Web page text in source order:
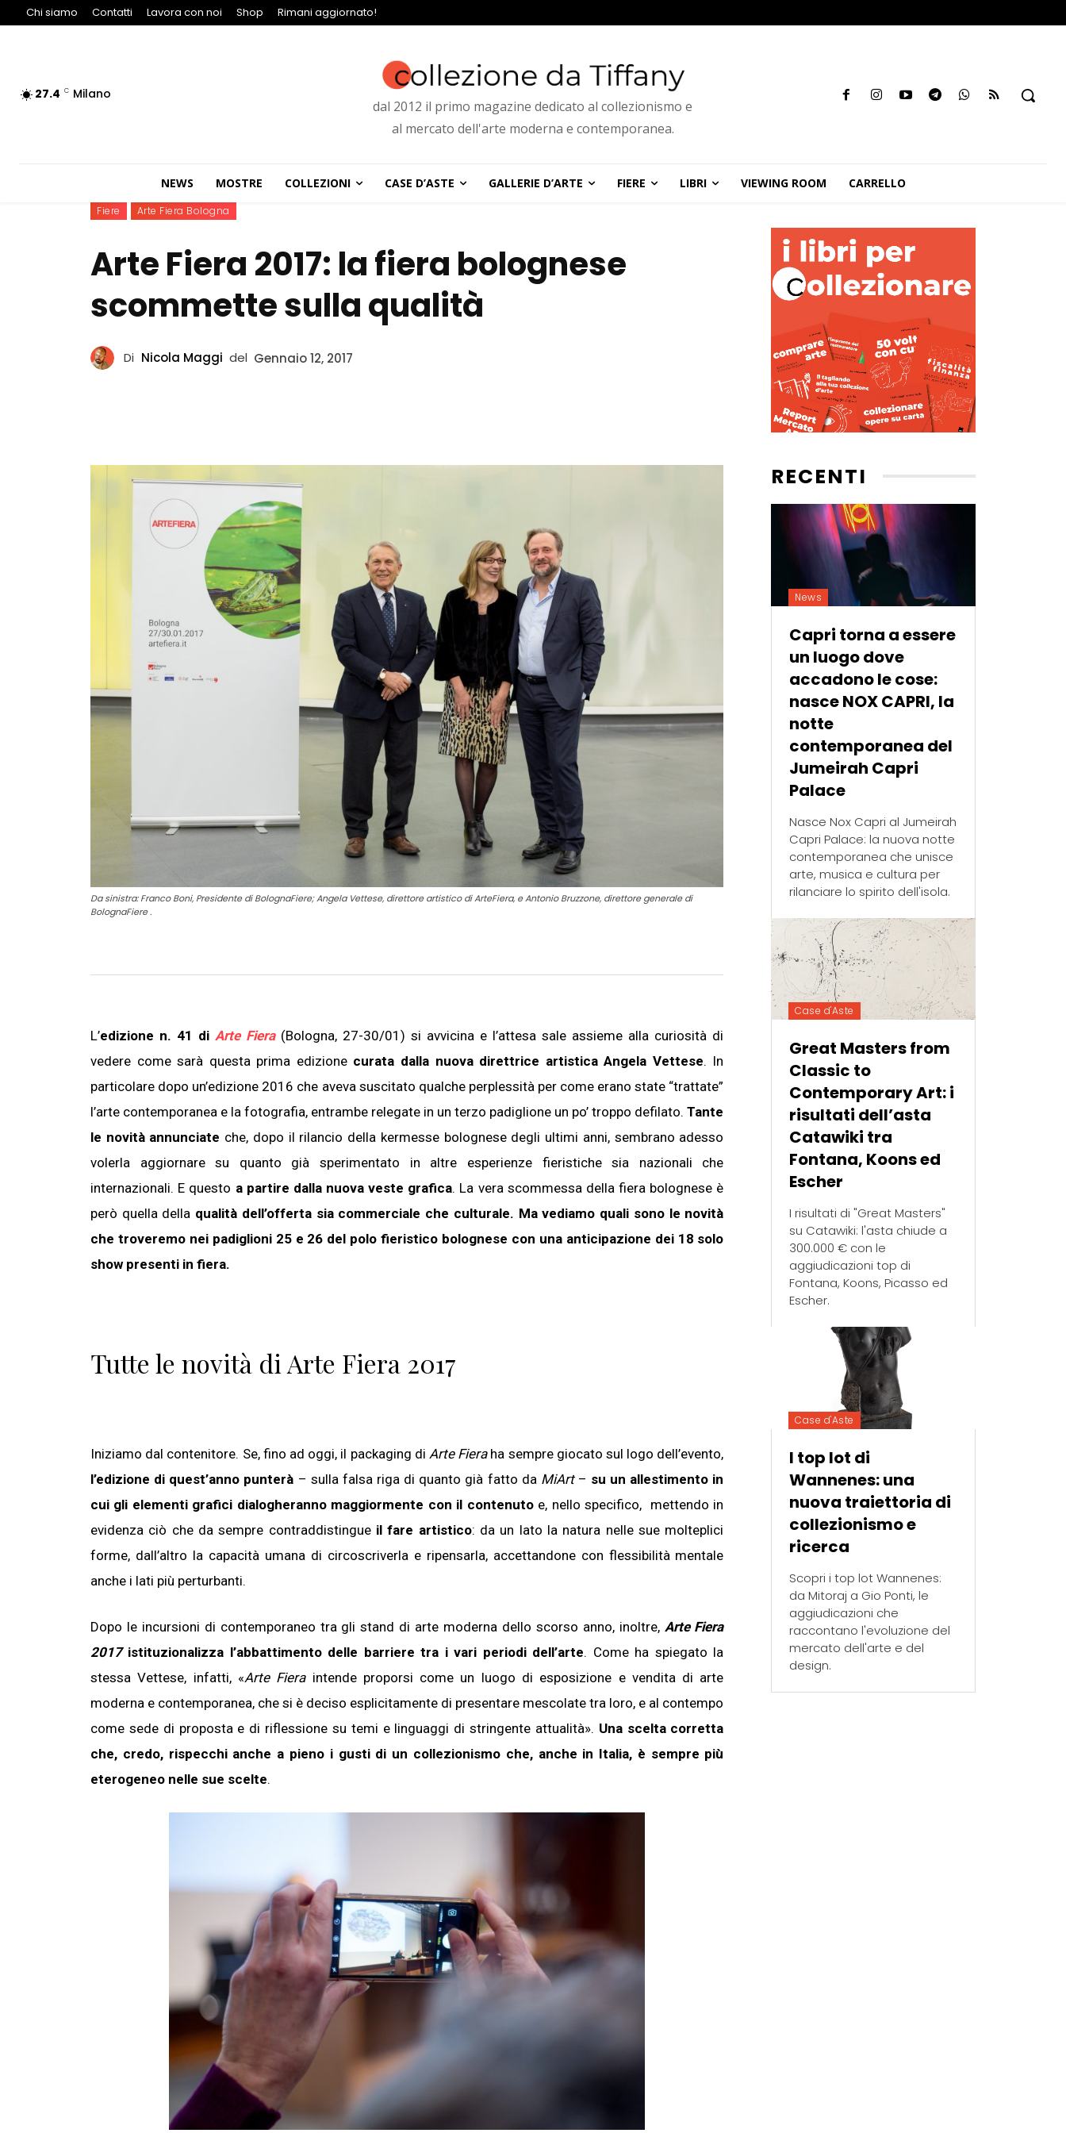
Chi siamo Contatti Lavora con noi Shop Rimani aggiornato!
27.4 C Milano
dal 2012 il primo magazine dedicato al collezionismo e
al mercato dell'arte moderna e contemporanea.
NEWS MOSTRE COLLEZIONI CASE D’ASTE GALLERIE D’ARTE FIERE LIBRI VIEWING ROOM CARRELLO
Fiere Arte Fiera Bologna
Arte Fiera 2017: la fiera bolognese
scommette sulla qualità
Di Nicola Maggi del Gennaio 12, 2017
Da sinistra: Franco Boni, Presidente di BolognaFiere; Angela Vettese, direttore artistico di ArteFiera, e Antonio Bruzzone, direttore generale di
BolognaFiere .
L’edizione n. 41 diArte Fiera(Bologna, 27-30/01) si avvicina e l’attesa sale assieme alla curiosità di
vedere come sarà questa prima edizione curata dalla nuova direttrice artistica Angela Vettese. In
particolare dopo un’edizione 2016 che aveva suscitato qualche perplessità per come erano state “trattate”
l’arte contemporanea e la fotografia, entrambe relegate in un terzo padiglione un po’ troppo defilato.Tante
le novità annunciate che, dopo il rilancio della kermesse bolognese degli ultimi anni, sembrano adesso
volerla aggiornare su quanto già sperimentato in altre esperienze fieristiche sia nazionali che
internazionali. E questo a partire dalla nuova veste grafica. La vera scommessa della fiera bolognese è
però quella della qualità dell’offerta sia commerciale che culturale. Ma vediamo quali sono le novità
che troveremo nei padiglioni 25 e 26 del polo fieristico bolognese con una anticipazione dei 18 solo
show presenti in fiera.
Tutte le novità di Arte Fiera 2017
Iniziamo dal contenitore. Se, fino ad oggi, il packaging diArte Fieraha sempre giocato sul logo dell’evento,
l’edizione di quest’anno punterà – sulla falsa riga di quanto già fatto da MiArt– su un allestimento in
cui gli elementi grafici dialogheranno maggiormente con il contenutoe, nello specifico, mettendo in
evidenza ciò che da sempre contraddistingue il fare artistico: da un lato la natura nelle sue molteplici
forme, dall’altro la capacità umana di circoscriverla e ripensarla, accettandone con flessibilità mentale
anche i lati più perturbanti.
Dopo le incursioni di contemporaneo tra gli stand di arte moderna dello scorso anno, inoltre, Arte Fiera
2017istituzionalizza l’abbattimento delle barriere tra i vari periodi dell’arte. Come ha spiegato la
stessa Vettese, infatti, «Arte Fieraintende proporsi come un luogo di esposizione e vendita di arte
moderna e contemporanea, che si è deciso esplicitamente di presentare mescolate tra loro, e al contempo
come sede di proposta e di riflessione su temi e linguaggi di stringente attualità». Una scelta corretta
che, credo, rispecchi anche a pieno i gusti di un collezionismo che, anche in Italia, è sempre più
eterogeneo nelle sue scelte.
RECENTI
News
Capri torna a essere
un luogo dove
accadono le cose:
nasce NOX CAPRI, la
notte
contemporanea del
Jumeirah Capri
Palace
Nasce Nox Capri al Jumeirah
Capri Palace: la nuova notte
contemporanea che unisce
arte, musica e cultura per
rilanciare lo spirito dell'isola.
Case d'Aste
Great Masters from
Classic to
Contemporary Art: i
risultati dell’asta
Catawiki tra
Fontana, Koons ed
Escher
I risultati di "Great Masters"
su Catawiki: l'asta chiude a
300.000 € con le
aggiudicazioni top di
Fontana, Koons, Picasso ed
Escher.
Case d'Aste
I top lot di
Wannenes: una
nuova traiettoria di
collezionismo e
ricerca
Scopri i top lot Wannenes:
da Mitoraj a Gio Ponti, le
aggiudicazioni che
raccontano l'evoluzione del
mercato dell'arte e del
design.